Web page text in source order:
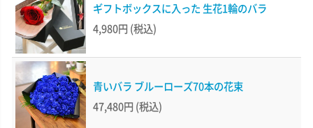
ギフトボックスに入った 生花1輪のバラ
4,980円 (税込)
青いバラ ブルーローズ70本の花束
47,480円 (税込)